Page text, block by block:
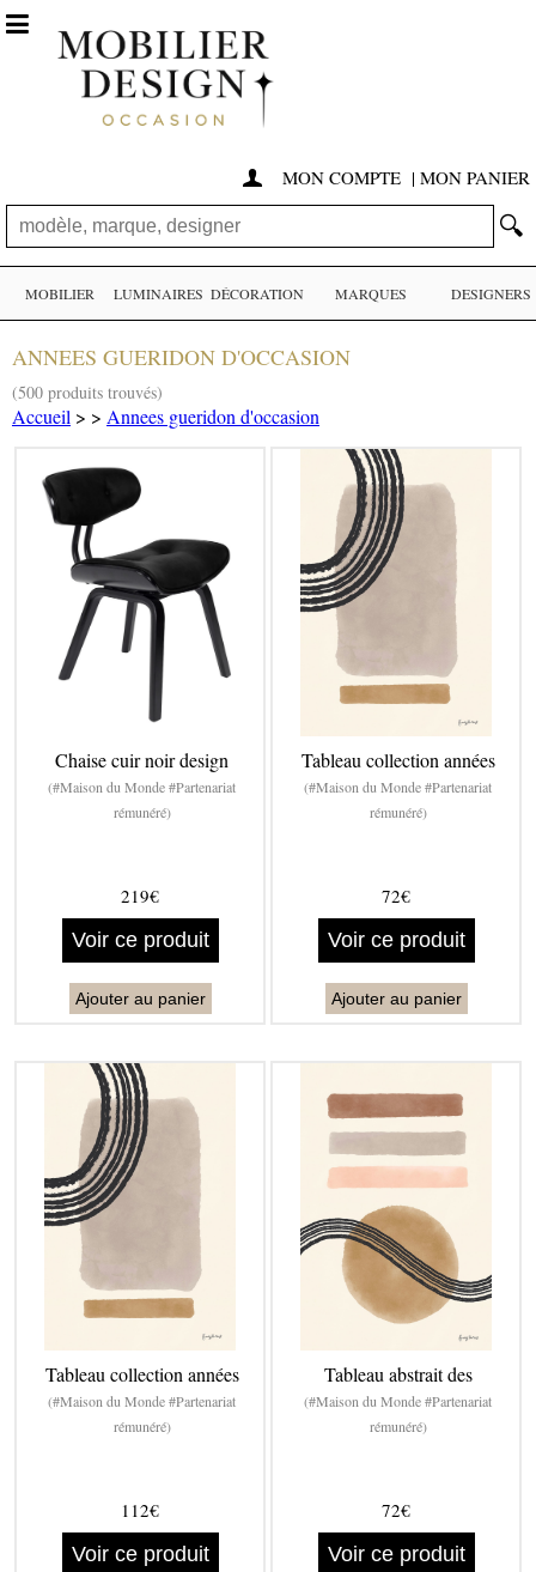
 MON COMPTE | MON PANIER
🔍

MOBILIER LUMINAIRES DÉCORATION MARQUES DESIGNERS
ANNEES GUERIDON D'OCCASION
(500 produits trouvés)
Accueil > > Annees gueridon d'occasion
Chaise cuir noir design
(#Maison du Monde #Partenariat
rémunéré)
219€
Voir ce produit
Ajouter au panier
Tableau collection années
(#Maison du Monde #Partenariat
rémunéré)
72€
Voir ce produit
Ajouter au panier
Tableau collection années
(#Maison du Monde #Partenariat
rémunéré)
112€
Voir ce produit
Tableau abstrait des
(#Maison du Monde #Partenariat
rémunéré)
72€
Voir ce produit